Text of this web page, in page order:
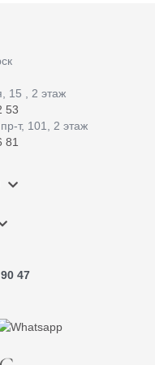
15 , 2 этаж
53
т, 101, 2 этаж
81
47